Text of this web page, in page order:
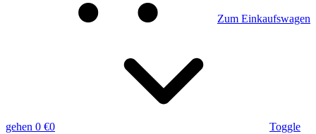
Zum Einkaufswagen
gehen 0 €0
Toggle